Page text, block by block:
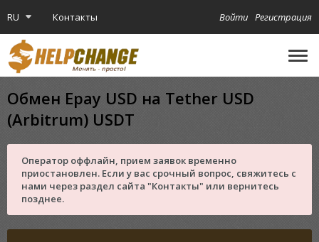
RU Контакты Регистрация
Войти
Обмен Epay USD на Tether USD
(Arbitrum) USDT
Оператор оффлайн, прием заявок временно
приостановлен. Если у вас срочный вопрос, свяжитесь с
нами через раздел сайта "Контакты" или вернитесь
позднее.